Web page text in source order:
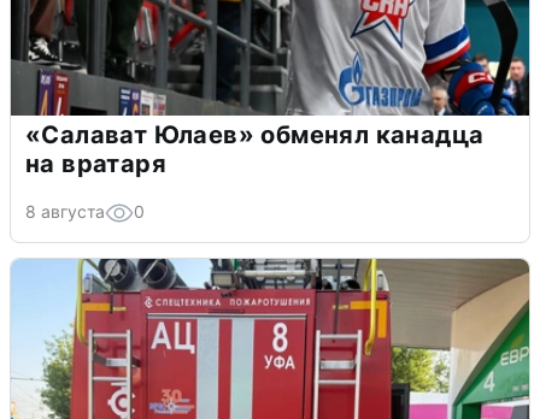
«Салават Юлаев» обменял канадца
на вратаря
8 августа 0